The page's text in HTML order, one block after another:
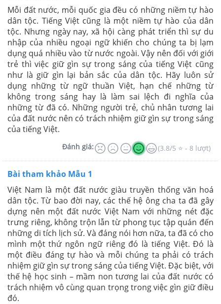
Mỗi đất nước, mỗi quốc gia đều có những niềm tự hào
dân tộc. Tiếng Việt cũng là một niềm tự hào của dân
tộc. Nhưng ngày nay, xã hội càng phát triển thì sự du
nhập của nhiều ngoại ngữ khiến cho chúng ta bị lạm
dụng quá nhiều vào từ nước ngoài. Vậy nên đối với giới
trẻ thì việc giữ gìn sự trong sáng của tiếng Việt cũng
như là giữ gìn lại bản sắc của dân tộc. Hãy luôn sử
dụng những từ ngữ thuần Việt, hạn chế những từ
không trong sáng hay là làm sai lệch đi nghĩa của
những từ đã có. Những người trẻ, chủ nhân tương lai
của đất nước nên có trách nhiệm giữ gìn sự trong sáng
của tiếng Việt.
Đánh giá: (3.8/5 ⭐ - 8 lượt)
Bài tham khảo Mẫu 1
Việt Nam là một đất nước giàu truyền thống văn hoá
dân tộc. Từ bao đời nay, các thế hệ ông cha ta đã gây
dựng nên một đất nước Việt Nam với những nét đặc
trưng riêng, không trộn lẫn từ phong tục tập quán đến
những di tích lịch sử. Và đáng nói hơn nữa, ta đã có cho
mình một thứ ngôn ngữ riêng đó là tiếng Việt. Đó là
một điều đáng tự hào và mỗi chúng ta phải có trách
nhiệm giữ gìn sự trong sáng của tiếng Việt. Đặc biệt, với
thế hệ học sinh – mầm non tương lai của đất nước có
trách nhiệm vô cùng quan trọng trong việc gìn giữ điều
đó.